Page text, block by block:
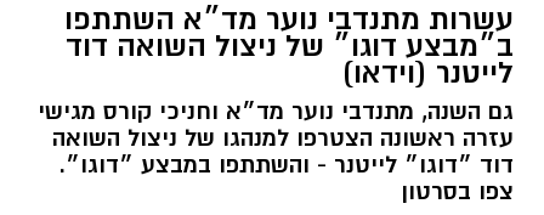
עשרות מתנדבי נוער מד״א השתתפו
ב״מבצע דוגו״ של ניצול השואה דוד
לייטנר (וידאו)
גם השנה, מתנדבי נוער מד״א וחניכי קורס מגישי
עזרה ראשונה הצטרפו למנהגו של ניצול השואה
דוד ״דוגו״ לייטנר - והשתתפו במבצע ״דוגו״.
צפו בסרטון